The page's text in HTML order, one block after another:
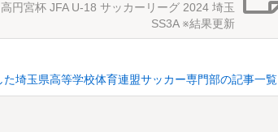
高円宮杯 JFA U-18 サッカーリーグ 2024 埼玉
SS3A ※結果更新
埼玉県高等学校体育連盟サッカー専門部の記事一覧